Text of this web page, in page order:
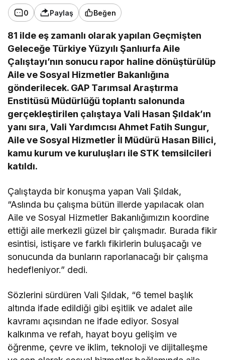
0 Paylaş Beğen
81 ilde eş zamanlı olarak yapılan Geçmişten
Geleceğe Türkiye Yüzyılı Şanlıurfa Aile
Çalıştayı’nın sonucu rapor haline dönüştürülüp
Aile ve Sosyal Hizmetler Bakanlığına
gönderilecek. GAP Tarımsal Araştırma
Enstitüsü Müdürlüğü toplantı salonunda
gerçekleştirilen çalıştaya Vali Hasan Şıldak’ın
yanı sıra, Vali Yardımcısı Ahmet Fatih Sungur,
Aile ve Sosyal Hizmetler İl Müdürü Hasan Bilici,
kamu kurum ve kuruluşları ile STK temsilcileri
katıldı.
Çalıştayda bir konuşma yapan Vali Şıldak,
“Aslında bu çalışma bütün illerde yapılacak olan
Aile ve Sosyal Hizmetler Bakanlığımızın koordine
ettiği aile merkezli güzel bir çalışmadır. Burada fikir
esintisi, istişare ve farklı fikirlerin buluşacağı ve
sonucunda da bunların raporlanacağı bir çalışma
hedefleniyor.” dedi.
Sözlerini sürdüren Vali Şıldak, “6 temel başlık
altında ifade edildiği gibi eşitlik ve adalet aile
kavramı açısından ne ifade ediyor. Sosyal
kalkınma ve refah, hayat boyu gelişim ve
öğrenme, çevre ve iklim, teknoloji ve dijitalleşme